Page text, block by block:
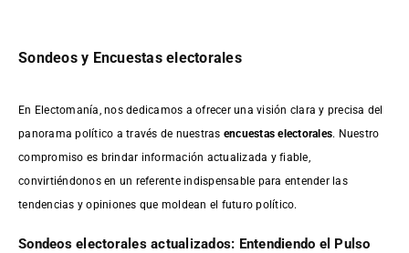
Sondeos y Encuestas electorales
En Electomanía, nos dedicamos a ofrecer una visión clara y precisa del
panorama político a través de nuestras encuestas electorales. Nuestro
compromiso es brindar información actualizada y fiable,
convirtiéndonos en un referente indispensable para entender las
tendencias y opiniones que moldean el futuro político.
Sondeos electorales actualizados: Entendiendo el Pulso